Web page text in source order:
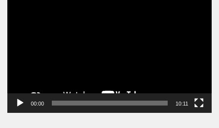
00:00 10:11